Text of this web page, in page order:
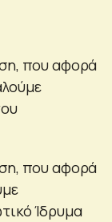
που αφορά
που αφορά
Ίδρυμα